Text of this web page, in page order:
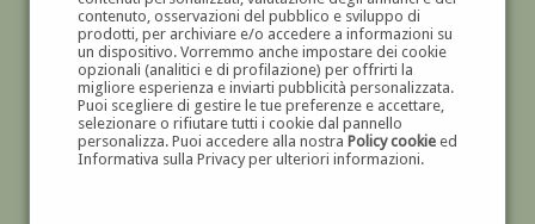
contenuto, osservazioni del pubblico e sviluppo di
prodotti, per archiviare e/o accedere a informazioni su
un dispositivo. Vorremmo anche impostare dei cookie
opzionali (analitici e di profilazione) per offrirti la
migliore esperienza e inviarti pubblicità personalizzata.
Puoi scegliere di gestire le tue preferenze e accettare,
selezionare o rifiutare tutti i cookie dal pannello
personalizza. Puoi accedere alla nostra Policy cookieed
Informativa sulla Privacy per ulteriori informazioni.
DIPINTI E SCULTURE '800 E '900